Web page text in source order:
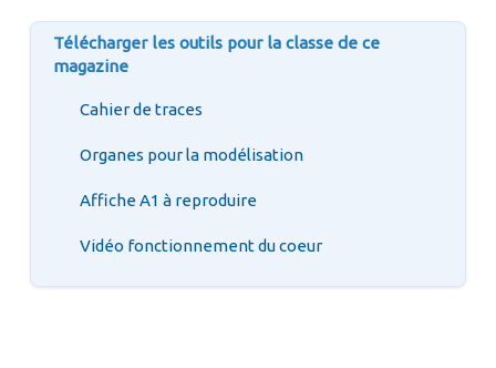
Télécharger les outils pour la classe de ce
magazine
Cahier de traces
Organes pour la modélisation
Affiche A1 à reproduire
Vidéo fonctionnement du coeur